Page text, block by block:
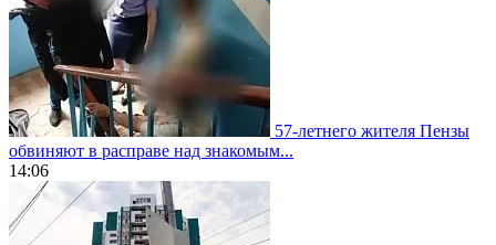
57-летнего жителя Пензы
обвиняют в расправе над знакомым...
14:06